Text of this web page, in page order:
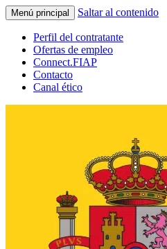
Menú principal Saltar al contenido
Perfil del contratante
Ofertas de empleo
Connect.FIAP
Contacto
Canal ético